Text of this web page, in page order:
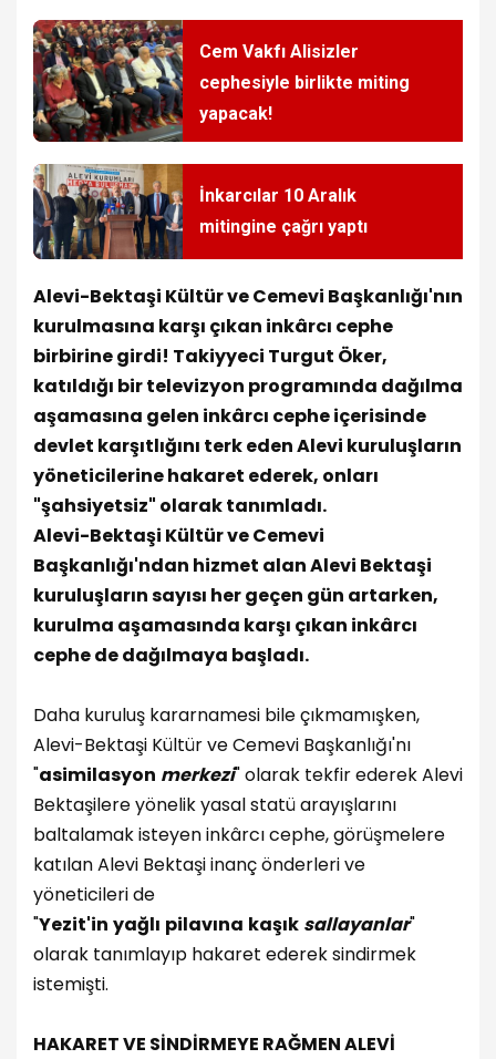
Cem Vakfı Alisizler
cephesiyle birlikte miting
yapacak!
İnkarcılar 10 Aralık
mitingine çağrı yaptı
Alevi-Bektaşi Kültür ve Cemevi Başkanlığı'nın
kurulmasına karşı çıkan inkârcı cephe
birbirine girdi! Takiyyeci Turgut Öker,
katıldığı bir televizyon programında dağılma
aşamasına gelen inkârcı cephe içerisinde
devlet karşıtlığını terk eden Alevi kuruluşların
yöneticilerine hakaret ederek, onları
"şahsiyetsiz" olarak tanımladı.
Alevi-Bektaşi Kültür ve Cemevi
Başkanlığı'ndan hizmet alan Alevi Bektaşi
kuruluşların sayısı her geçen gün artarken,
kurulma aşamasında karşı çıkan inkârcı
cephe de dağılmaya başladı.
Daha kuruluş kararnamesi bile çıkmamışken,
Alevi-Bektaşi Kültür ve Cemevi Başkanlığı'nı
"asimilasyon merkezi" olarak tekfir ederek Alevi
Bektaşilere yönelik yasal statü arayışlarını
baltalamak isteyen inkârcı cephe, görüşmelere
katılan Alevi Bektaşi inanç önderleri ve
yöneticileri de
"Yezit'in yağlı pilavına kaşık sallayanlar"
olarak tanımlayıp hakaret ederek sindirmek
istemişti.
HAKARET VE SİNDİRMEYE RAĞMEN ALEVİ